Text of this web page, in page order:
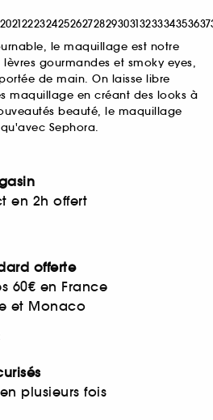
202122232425262728293031323334353637
le maquillage est notre
gourmandes et smoky eyes,
de main. On laisse libre
maquillage en créant des looks à
beauté, le maquillage
Sephora.
en 2h offert
offerte
60€ en France
et Monaco
plusieurs fois